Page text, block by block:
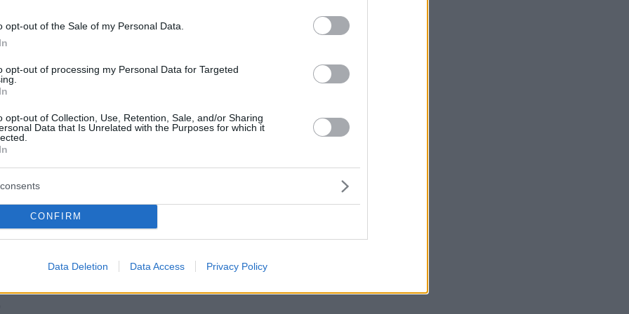
opt-out of the Sale of my Personal Data.
opt-out of processing my Personal Data for Targeted
opt-out of Collection, Use, Retention, Sale, and/or Sharing
Data that Is Unrelated with the Purposes for which it
CONFIRM
Data Deletion Data Access Privacy Policy
το εσωτερικό του VW
πρώτη γεύση της αισθητικής και της παιχνιδιάρικης
εσωτερικού του.
η πρεμιέρα του VW ID. Buzz
9 Μαρτίου θα γίνει η επίσημη παγκόσμια πρεμιέρα
μοντέλων ID της Volkswagen